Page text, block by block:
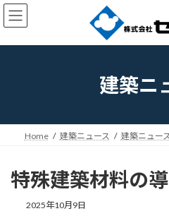
コ
ン
ン
ナ
ビ
ー
建築ニ
Home 建築ニュース 建築ニュー
特殊建築材料の
2025年10月9日